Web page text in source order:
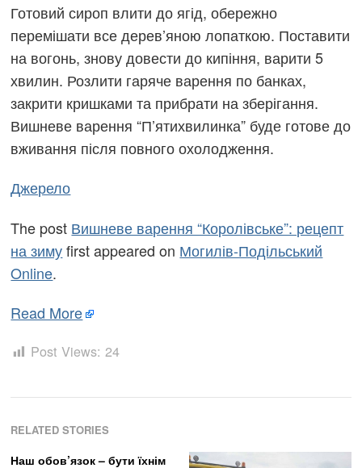
Готовий сироп влити до ягід, обережно
перемішати все дерев’яною лопаткою. Поставити
на вогонь, знову довести до кипіння, варити 5
хвилин. Розлити гаряче варення по банках,
закрити кришками та прибрати на зберігання.
Вишневе варення “П’ятихвилинка” буде готове до
вживання після повного охолодження.
Джерело
The post Вишневе варення “Королівське”: рецепт
на зимуfirst appeared on Могилів-Подільський
Online.
Read More
Post Views: 24
RELATED STORIES
Наш обов’язок – бути їхнім